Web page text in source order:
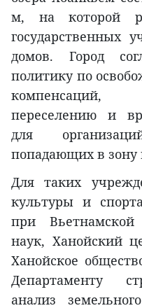
м, на которой
государственных
домов. Город
политику по
компенсаций,
переселению и
для
попадающих в зону
Для таких
культуры и
при
наук, Ханойский
Ханойское
Департаменту
анализ